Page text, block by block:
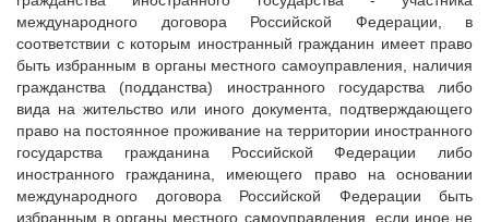
международного договора Российской Федерации, в
соответствии с которым иностранный гражданин имеет право
быть избранным в органы местного самоуправления, наличия
гражданства (подданства) иностранного государства либо
вида на жительство или иного документа, подтверждающего
право на постоянное проживание на территории иностранного
государства гражданина Российской Федерации либо
иностранного гражданина, имеющего право на основании
международного договора Российской Федерации быть
избранным в органы местного самоуправления, если иное не